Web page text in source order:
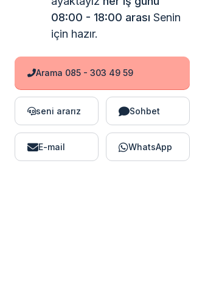
08:00 - 18:00 arası Senin
için hazır.
Arama 085 - 303 49 59
seni ararız Sohbet
E-mail WhatsApp